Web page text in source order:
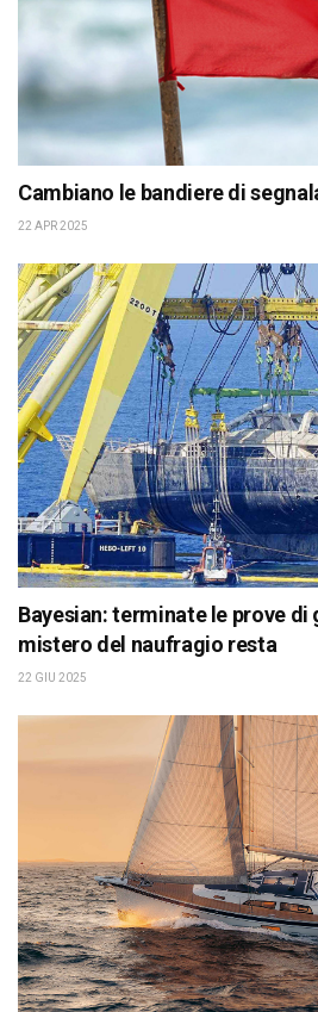
Cambiano le bandiere di
22 APR 2025
Bayesian: terminate le prove di
mistero del naufragio resta
22 GIU 2025